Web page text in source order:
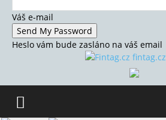
Váš e-mail
Heslo vám bude zasláno na váš email
fintag.cz